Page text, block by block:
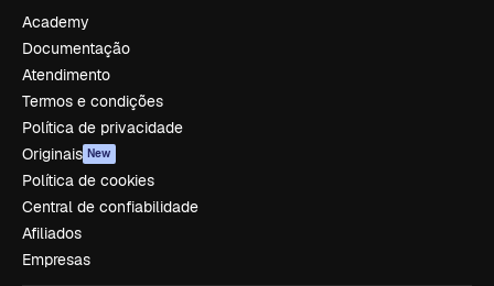
Academy
Documentação
Atendimento
Termos e condições
Política de privacidade
Originais New
Política de cookies
Central de confiabilidade
Afiliados
Empresas